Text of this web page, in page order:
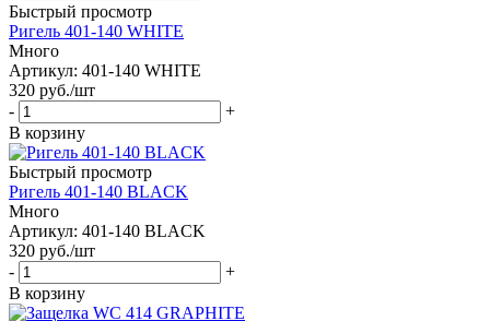
Быстрый просмотр
Ригель 401-140 WHITE
Много
Артикул: 401-140 WHITE
320 руб./шт
-
+
В корзину
Быстрый просмотр
Ригель 401-140 BLACK
Много
Артикул: 401-140 BLACK
320 руб./шт
-
+
В корзину